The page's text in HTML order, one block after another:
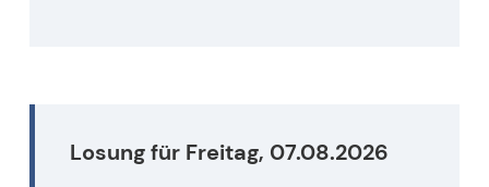
Losung für Freitag, 07.08.2026